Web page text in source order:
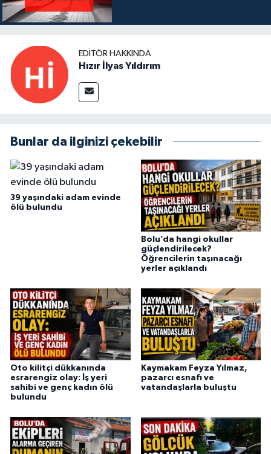
EDITÖR HAKKINDA
Hızır İlyas Yıldırım
Bunlar da ilginizi çekebilir
39 yaşındaki adam evinde
ölü bulundu
Bolu’da hangi okullar
güçlendirilecek?
Öğrencilerin taşınacağı
yerler açıklandı
Oto kilitçi dükkanında
esrarengiz olay: İş yeri
sahibi ve genç kadın ölü
bulundu
Kaymakam Feyza Yılmaz,
pazarcı esnafı ve
vatandaşlarla buluştu